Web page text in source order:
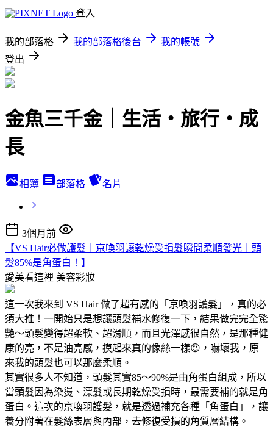
登入
我的部落格 我的部落格後台
我的帳號
登出
金魚三千金｜生活・旅行・成
長
相簿 部落格 名片
3個月前
【VS Hair必做護髮｜京喚羽讓乾燥受損髮瞬間柔順發光｜頭
髮85%是角蛋白！】
愛美看這裡 美容彩妝
這一次我來到 VS Hair 做了超有感的「京喚羽護髮」，真的必
須大推！一開始只是想讓頭髮補水修復一下，結果做完完全驚
艷～頭髮變得超柔軟、超滑順，而且光澤感很自然，是那種健
康的亮，不是油亮感，摸起來真的像絲一樣😍，嚇壞我，原
來我的頭髮也可以那麼柔順。
其實很多人不知道，頭髮其實85～90%是由角蛋白組成，所以
當頭髮因為染燙、漂髮或長期乾燥受損時，最需要補的就是角
蛋白。這次的京喚羽護髮，就是透過補充各種「角蛋白」，讓
養分附著在髮絲表層與內部，去修復受損的角質層結構。